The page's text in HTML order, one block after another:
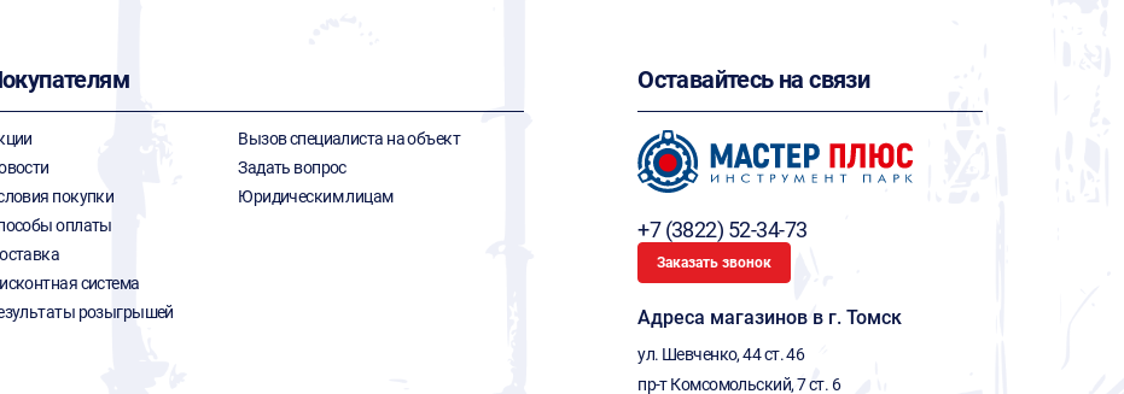
покупки
оплаты
система
розыгрышей
Вызов специалиста на объект
Задать вопрос
Юридическим лицам
Оставайтесь на связи
+7 (3822) 52-34-73
Заказать звонок
Адреса магазинов в г. Томск
ул. Шевченко, 44 ст. 46
пр-т Комсомольский, 7 ст. 6